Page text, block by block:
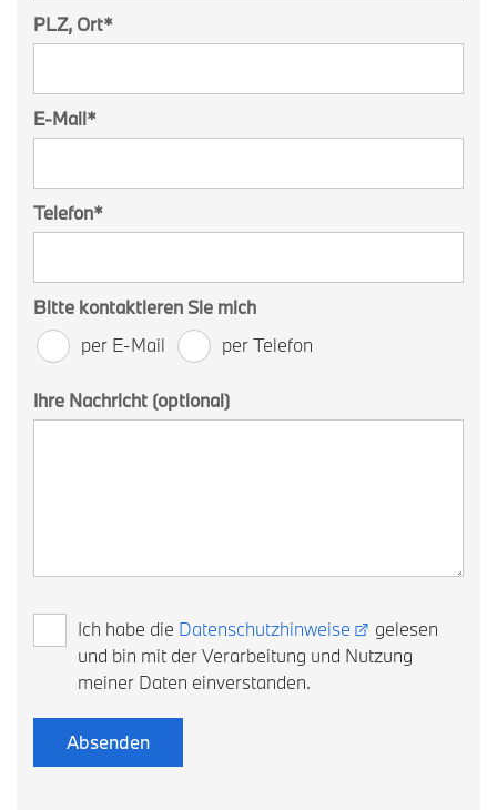
PLZ, Ort*
E-Mail*
Telefon*
Bitte kontaktieren Sie mich
per E-Mail
per Telefon
Ihre Nachricht (optional)
Ich habe die Datenschutzhinweise
gelesen
und bin mit der Verarbeitung und Nutzung
meiner Daten einverstanden.